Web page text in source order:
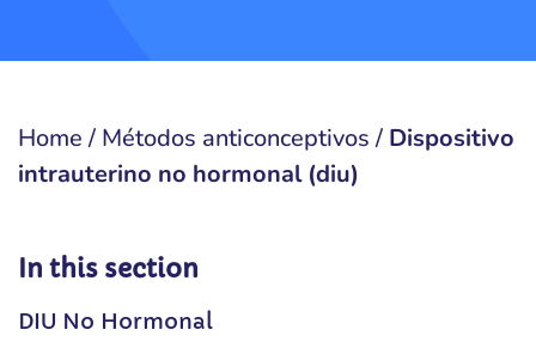
Home/ Métodos anticonceptivos/ Dispositivo
intrauterino no hormonal (diu)
In this section
DIU No Hormonal